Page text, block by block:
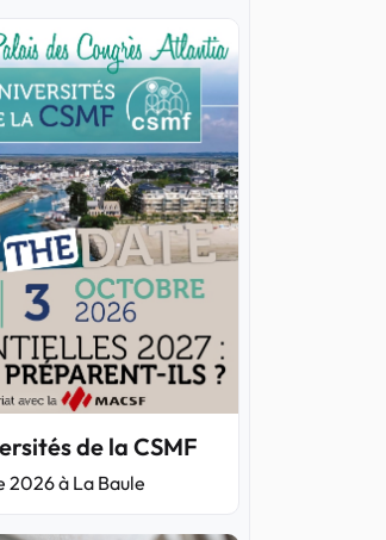
de la CSMF
2026 à La Baule